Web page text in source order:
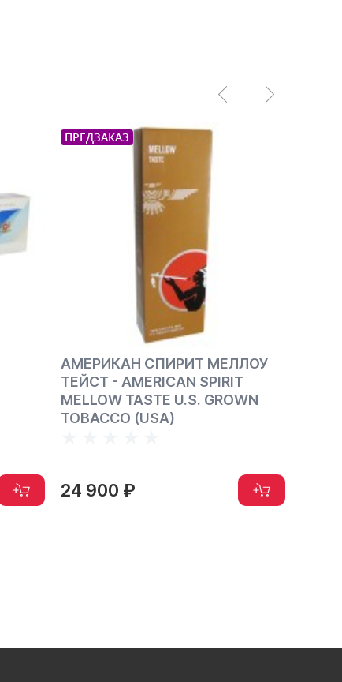
ПРЕДЗАКАЗ
АМЕРИКАН СПИРИТ МЕЛЛОУ
ТЕЙСТ - AMERICAN SPIRIT
MELLOW TASTE U.S. GROWN
TOBACCO (USA)
24 900 ₽